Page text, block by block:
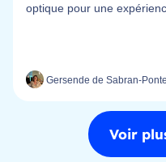
optique pour une
Gersende de Sabran-
Voir